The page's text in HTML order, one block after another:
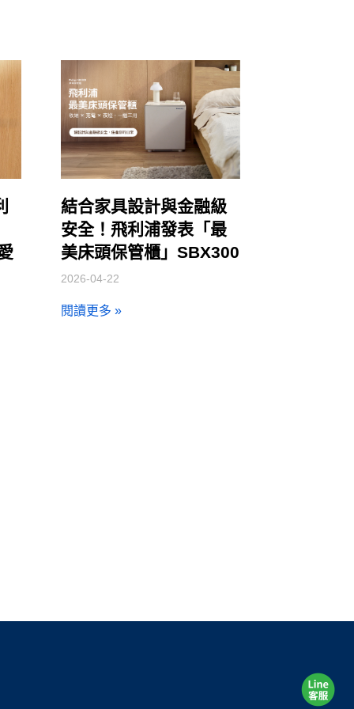
結合家具設計與金融級
安全！飛利浦發表「最
美床頭保管櫃」SBX300
2026-04-22
閱讀更多 »